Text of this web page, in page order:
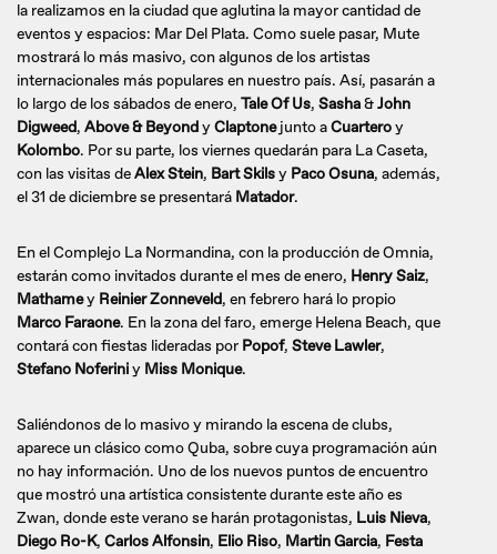
la realizamos en la ciudad que aglutina la mayor cantidad de
eventos y espacios: Mar Del Plata. Como suele pasar, Mute
mostrará lo más masivo, con algunos de los artistas
internacionales más populares en nuestro país. Así, pasarán a
lo largo de los sábados de enero, Tale Of Us, Sasha&John
Digweed, Above & BeyondyClaptonejunto aCuarteroy
Kolombo. Por su parte, los viernes quedarán para La Caseta,
con las visitas deAlex Stein, Bart Skilsy Paco Osuna, además,
el 31 de diciembre se presentará Matador.
En el Complejo La Normandina, con la producción de Omnia,
estarán como invitados durante el mes de enero, Henry Saiz,
Mathamey Reinier Zonneveld, en febrero hará lo propio
Marco Faraone. En la zona del faro, emerge Helena Beach, que
contará con fiestas lideradas por Popof, Steve Lawler,
Stefano Noferiniy Miss Monique.
Saliéndonos de lo masivo y mirando la escena de clubs,
aparece un clásico como Quba, sobre cuya programación aún
no hay información. Uno de los nuevos puntos de encuentro
que mostró una artística consistente durante este año es
Zwan, donde este verano se harán protagonistas, Luis Nieva,
Diego Ro-K, Carlos Alfonsin, Elio Riso, Martin Garcia, Festa